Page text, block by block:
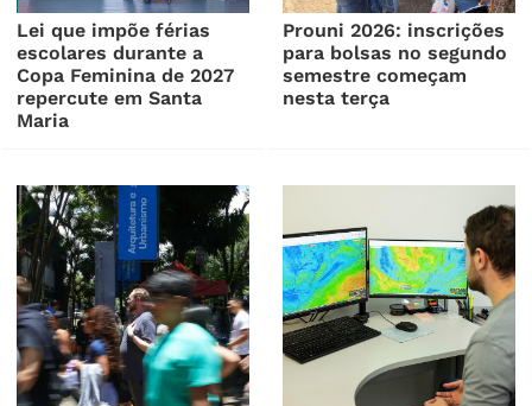
Lei que impõe férias
escolares durante a
Copa Feminina de 2027
repercute em Santa
Maria
Prouni 2026: inscrições
para bolsas no segundo
semestre começam
nesta terça